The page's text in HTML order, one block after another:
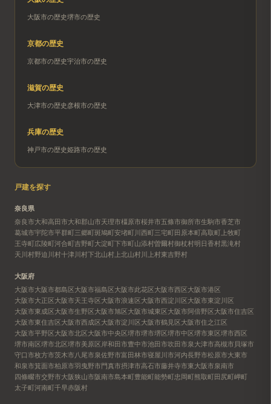
大阪市の歴史堺市の歴史
京都の歴史
京都市の歴史宇治市の歴史
滋賀の歴史
大津市の歴史 彦根市の歴史
兵庫の歴史
神戸市の歴史姫路市の歴史
戸建を探す
奈良県
奈良市大和高田市大和郡山市天理市橿原市桜井市五條市御所市生駒市香芝市
葛城市宇陀市平群町三郷町斑鳩町安堵町川西町三宅町田原本町高取町 上牧町
王寺町広陵町河合町吉野町大淀町下市町山添村曽爾村御杖村明日香村黒滝村
天川村野迫川村十津川村下北山村 上北山村川上村東吉野村
大阪府
大阪市大阪市都島区大阪市福島区大阪市此花区大阪市西区大阪市港区
大阪市大正区大阪市天王寺区大阪市浪速区大阪市西淀川区大阪市東淀川区
大阪市東成区大阪市生野区大阪市旭区大阪市城東区大阪市阿倍野区大阪市住吉区
大阪市東住吉区大阪市西成区大阪市淀川区大阪市鶴見区大阪市住之江区
大阪市平野区大阪市北区大阪市中央区堺市堺市堺区堺市中区堺市東区堺市西区
堺市南区堺市北区堺市美原区岸和田市豊中市池田市吹田市泉大津市高槻市 貝塚市
守口市枚方市茨木市八尾市泉佐野市富田林市寝屋川市河内長野市松原市大東市
和泉市箕面市柏原市羽曳野市門真市摂津市高石市藤井寺市東大阪市泉南市
四條畷市交野市大阪狭山市阪南市島本町豊能町能勢町忠岡町熊取町田尻町岬町
太子町河南町千早赤阪村